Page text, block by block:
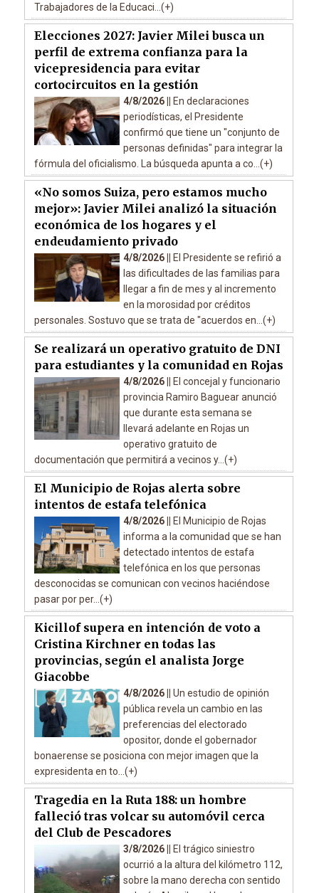
Trabajadores de la Educaci...(+)
Elecciones 2027: Javier Milei busca un
perfil de extrema confianza para la
vicepresidencia para evitar
cortocircuitos en la gestión
4/8/2026 ||
En declaraciones
periodísticas, el Presidente
confirmó que tiene un "conjunto de
personas definidas" para integrar la
fórmula del oficialismo. La búsqueda apunta a co...(+)
«No somos Suiza, pero estamos mucho
mejor»: Javier Milei analizó la situación
económica de los hogares y el
endeudamiento privado
4/8/2026 ||
El Presidente se refirió a
las dificultades de las familias para
llegar a fin de mes y al incremento
en la morosidad por créditos
personales. Sostuvo que se trata de "acuerdos en...(+)
Se realizará un operativo gratuito de DNI
para estudiantes y la comunidad en Rojas
4/8/2026 ||
El concejal y funcionario
provincia Ramiro Baguear anunció
que durante esta semana se
llevará adelante en Rojas un
operativo gratuito de
documentación que permitirá a vecinos y...(+)
El Municipio de Rojas alerta sobre
intentos de estafa telefónica
4/8/2026 ||
El Municipio de Rojas
informa a la comunidad que se han
detectado intentos de estafa
telefónica en los que personas
desconocidas se comunican con vecinos haciéndose
pasar por per...(+)
Kicillof supera en intención de voto a
Cristina Kirchner en todas las
provincias, según el analista Jorge
Giacobbe
4/8/2026 || Un estudio de opinión
pública revela un cambio en las
preferencias del electorado
opositor, donde el gobernador
bonaerense se posiciona con mejor imagen que la
expresidenta en to...(+)
Tragedia en la Ruta 188: un hombre
falleció tras volcar su automóvil cerca
del Club de Pescadores
3/8/2026 ||
El trágico siniestro
ocurrió a la altura del kilómetro 112,
sobre la mano derecha con sentido